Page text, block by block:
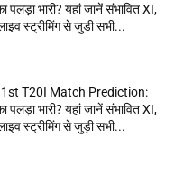
पलड़ा भारी? यहां जानें संभावित XI,
स्ट्रीमिंग से जुड़ी सभी...
1st T20I Match Prediction:
पलड़ा भारी? यहां जानें संभावित XI,
स्ट्रीमिंग से जुड़ी सभी...